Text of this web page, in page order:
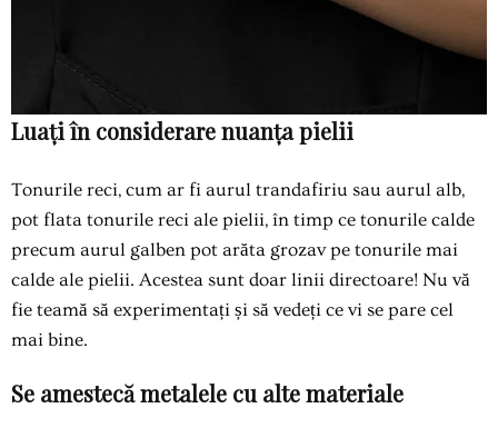
Luați în considerare nuanța pielii
Tonurile reci, cum ar fi aurul trandafiriu sau aurul alb,
pot flata tonurile reci ale pielii, în timp ce tonurile calde
precum aurul galben pot arăta grozav pe tonurile mai
calde ale pielii. Acestea sunt doar linii directoare! Nu vă
fie teamă să experimentați și să vedeți ce vi se pare cel
mai bine.
Se amestecă metalele cu alte materiale